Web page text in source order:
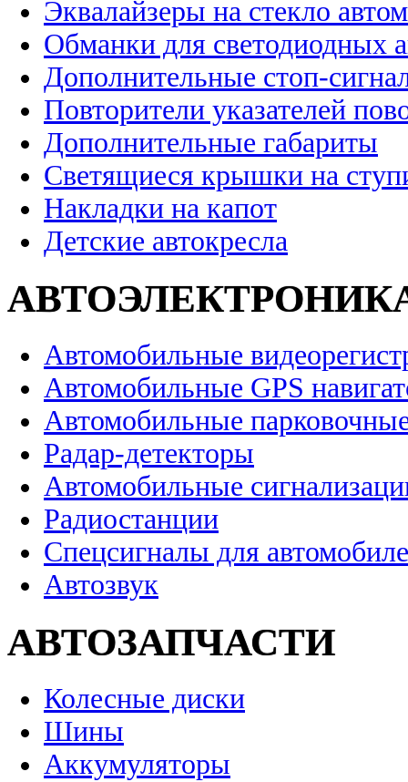
Эквалайзеры на стекло
Обманки для светодиодных
Дополнительные стоп-
Повторители указателей
Дополнительные габариты
Светящиеся крышки на
Накладки на капот
Детские автокресла
Автомобильные
Автомобильные GPS
Автомобильные
Радар-детекторы
Автомобильные
Радиостанции
Спецсигналы для
Автозвук
АВТОЗАПЧАСТИ
Колесные диски
Шины
Аккумуляторы